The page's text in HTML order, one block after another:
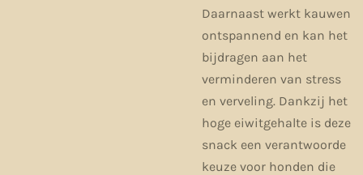
Daarnaast werkt kauwen
ontspannend en kan het
bijdragen aan het
verminderen van stress
en verveling. Dankzij het
hoge eiwitgehalte is deze
snack een verantwoorde
keuze voor honden die